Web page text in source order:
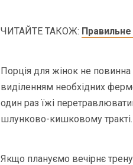
ЧИТАЙТЕ ТАКОЖ: Правильне
Порція для жінок не повинна
виділенням необхідних
один раз їжі
шлунково-кишковому тракті.
Якщо плануємо вечірнє